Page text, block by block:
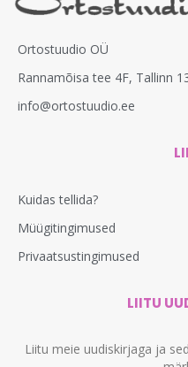
Ortostuudio OÜ
Rannamõisa tee 4F, Tallinn
info@ortostuudio.ee
Kuidas tellida?
Müügitingimused
Privaatsustingimused
LIITU
Liitu meie uudiskirjaga ja